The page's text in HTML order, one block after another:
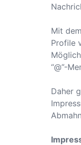
Mit
Profile
“@”-
Daher